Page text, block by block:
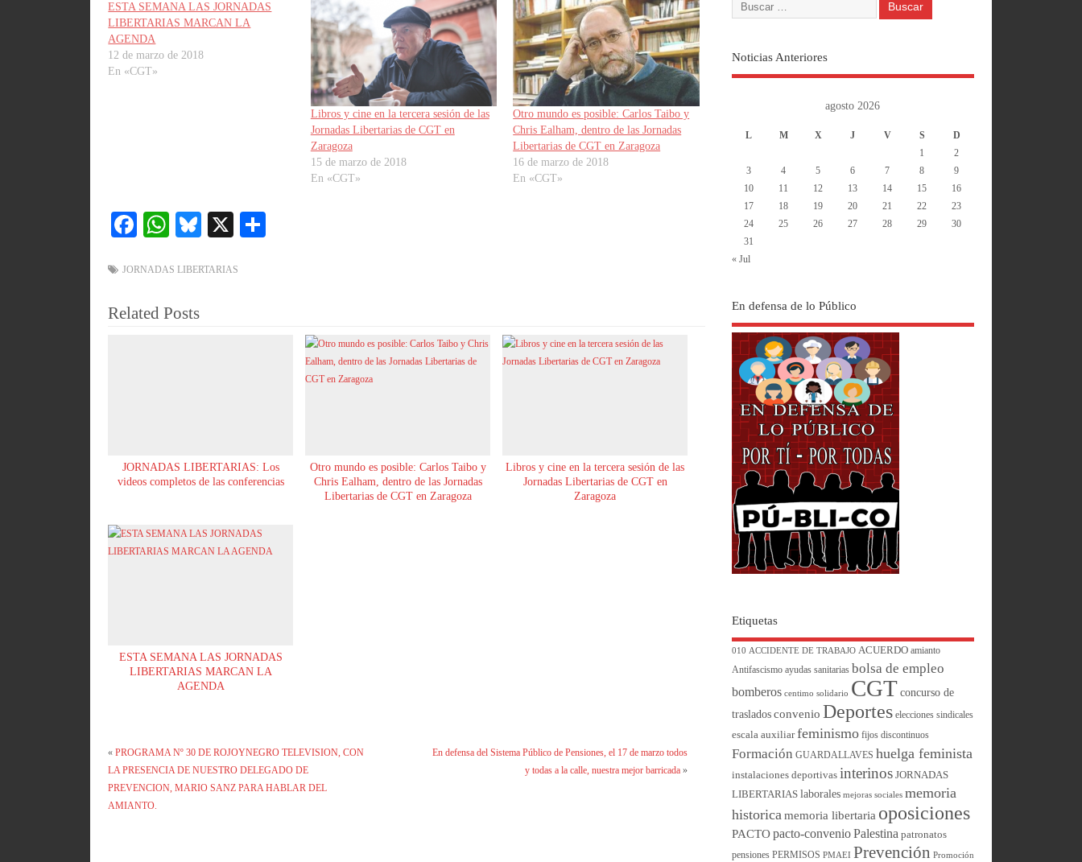
ESTA SEMANA LAS JORNADAS
LIBERTARIAS MARCAN LA
AGENDA
12 de marzo de 2018
En «CGT»
Libros y cine en la tercera sesión de las
Jornadas Libertarias de CGT en
Zaragoza
15 de marzo de 2018
En «CGT»
Otro mundo es posible: Carlos Taibo y
Chris Ealham, dentro de las Jornadas
Libertarias de CGT en Zaragoza
16 de marzo de 2018
En «CGT»
Fa
bo
ok
W
ts
A
pp
Bl
sk
X
JORNADAS LIBERTARIAS
Related Posts
JORNADAS LIBERTARIAS: Los
videos completos de las conferencias
Otro mundo es posible: Carlos Taibo y
Chris Ealham, dentro de las Jornadas
Libertarias de CGT en Zaragoza
Libros y cine en la tercera sesión de las
Jornadas Libertarias de CGT en
Zaragoza
ESTA SEMANA LAS JORNADAS
LIBERTARIAS MARCAN LA
AGENDA
«PROGRAMA Nº 30 DE ROJOYNEGRO TELEVISION, CON
LA PRESENCIA DE NUESTRO DELEGADO DE
PREVENCION, MARIO SANZ PARA HABLAR DEL
AMIANTO.
En defensa del Sistema Público de Pensiones, el 17 de marzo todos
y todas a la calle, nuestra mejor barricada »
Noticias Anteriores
agosto 2026
L M X J V S
D
1
2
3
4 5 6 7 8
9
10
11 12 13 14 15
16
17
18 19 20 21 22
23
24
25 26 27 28 29
30
31
« Jul
En defensa de lo Público
Etiquetas
010 ACCIDENTE DE TRABAJO ACUERDO amianto
Antifascismo ayudas sanitarias bolsa de empleo
bomberos centimo solidario CGT concurso de
traslados convenio Deportes elecciones sindicales
escala auxiliar feminismo fijos discontinuos
Formación GUARDALLAVES huelga feminista
instalaciones deportivas interinos JORNADAS
LIBERTARIAS laborales mejoras sociales memoria
historica memoria libertaria oposiciones
PACTO pacto-convenio Palestina patronatos
pensiones PERMISOS PMAEI Prevención Promoción